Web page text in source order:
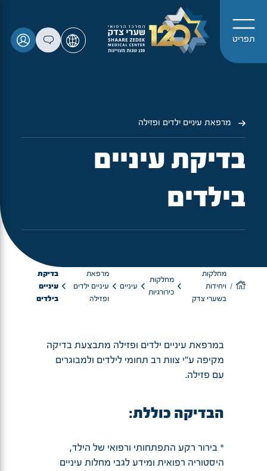
תפריט
מרפאת עיניים ילדים ופזילה
בדיקת עיניים
בילדים
מחלקות
ויחידות
בשערי צדק
מחלקות
כירורגיות
עיניים
מרפאת
עיניים ילדים
ופזילה
בדיקת
עיניים
בילדים
במרפאת עיניים ילדים ופזילה מתבצעת בדיקה
מקיפה ע"י צוות רב תחומי לילדים ולמבוגרים
עם פזילה.
הבדיקה כוללת:
* בירור רקע התפתחותי ורפואי של הילד,
היסטוריה רפואית ומידע לגבי מחלות עיניים